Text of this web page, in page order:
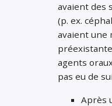
avaient des
(p. ex.
avaient une
agents
pas eu de
Après